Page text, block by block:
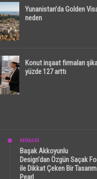
Yunanistan’da Golden
neden
Konut inşaat firmaları
yüzde 127 arttı
MİMARİ
Başak Akkoyunlu
Design’dan Özgün Saçak
ile Dikkat Çeken Bir
Pearl